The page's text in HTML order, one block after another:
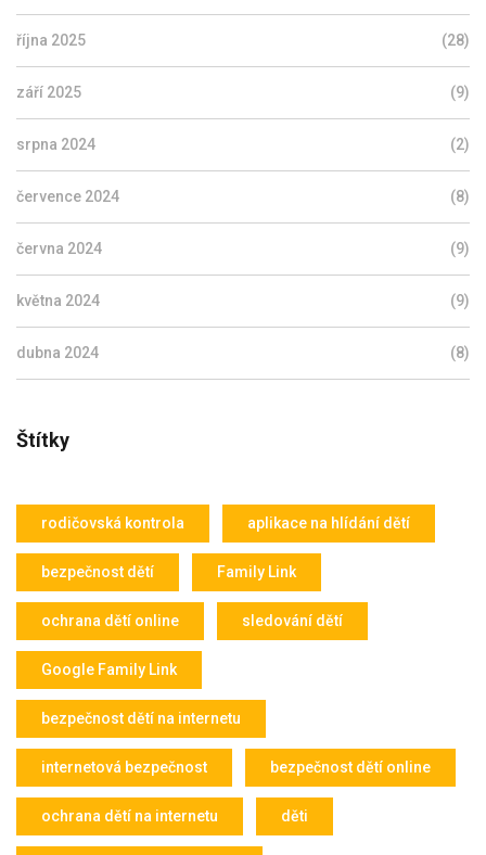
října 2025 (28)
září 2025 (9)
srpna 2024 (2)
července 2024 (8)
června 2024 (9)
května 2024 (9)
dubna 2024 (8)
Štítky
rodičovská kontrola aplikace na hlídání dětí
bezpečnost dětí Family Link
ochrana dětí online sledování dětí
Google Family Link
bezpečnost dětí na internetu
internetová bezpečnost bezpečnost dětí online
ochrana dětí na internetu děti